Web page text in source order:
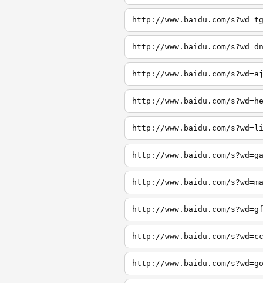
http://www.baidu.com/s?wd=tg
http://www.baidu.com/s?wd=dn
http://www.baidu.com/s?wd=aj
http://www.baidu.com/
http://www.baidu.com/
http://www.baidu.com/
http://www.baidu.com/
http://www.baidu.com/
http://www.baidu.com/
http://www.baidu.com/